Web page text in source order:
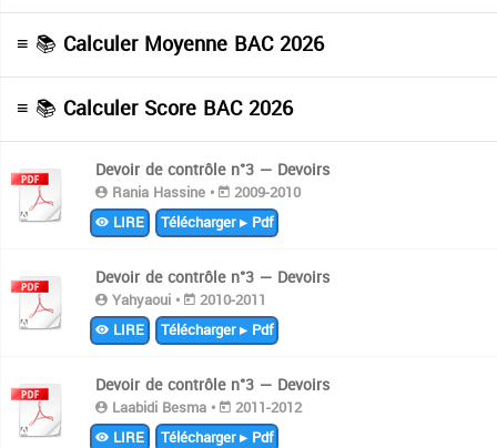
≡ 📚 Calculer Moyenne BAC 2026
≡ 📚 Calculer Score BAC 2026
Devoir de contrôle n°3 — Devoirs
Rania Hassine •
2009-2010
LIRE Télécharger ▸ Pdf
Devoir de contrôle n°3 — Devoirs
Yahyaoui •
2010-2011
LIRE Télécharger ▸ Pdf
Devoir de contrôle n°3 — Devoirs
Laabidi Besma •
2011-2012
LIRE Télécharger ▸ Pdf